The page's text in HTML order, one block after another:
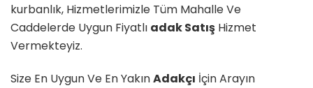
kurbanlık, Hizmetlerimizle Tüm Mahalle Ve
Caddelerde Uygun Fiyatlı adak Satış Hizmet
Vermekteyiz.
Size En Uygun Ve En YakınAdakçı İçin Arayın